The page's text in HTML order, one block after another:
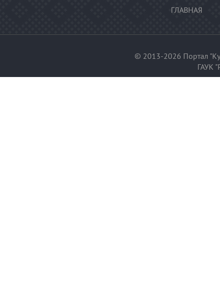
ГЛАВНАЯ
© 2013-2026 Портал
ГАУК